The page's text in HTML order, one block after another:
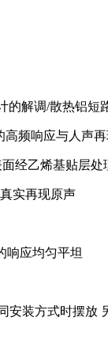
的解调/散热铝
高频响应与人声
经乙烯基贴层处
实再现原声
响应均匀平坦
安装方式时摆放